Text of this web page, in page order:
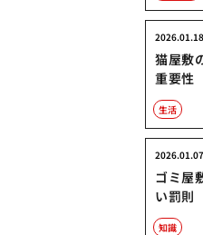
猫屋敷
重要性
2026.01.18
生活
ゴミ屋
い罰則
2026.01.07
知識